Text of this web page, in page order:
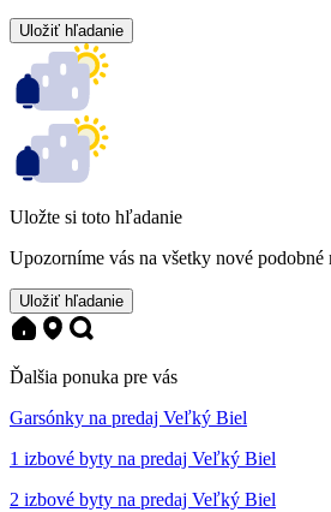
Uložiť hľadanie
Uložte si toto hľadanie
Upozorníme vás na všetky nové podobné
Uložiť hľadanie
Ďalšia ponuka pre vás
Garsónky na predaj Veľký Biel
1 izbové byty na predaj Veľký Biel
2 izbové byty na predaj Veľký Biel